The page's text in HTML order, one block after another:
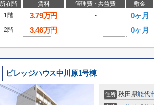
所在階 賃料 管理費・共益費 敷金
1階
3.79万円 - 0ヶ月
2階
3.46万円 - 0ヶ月
ビレッジハウス中川原1号棟
住所 秋田県能代